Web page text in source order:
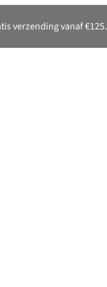
verzending vanaf €125.